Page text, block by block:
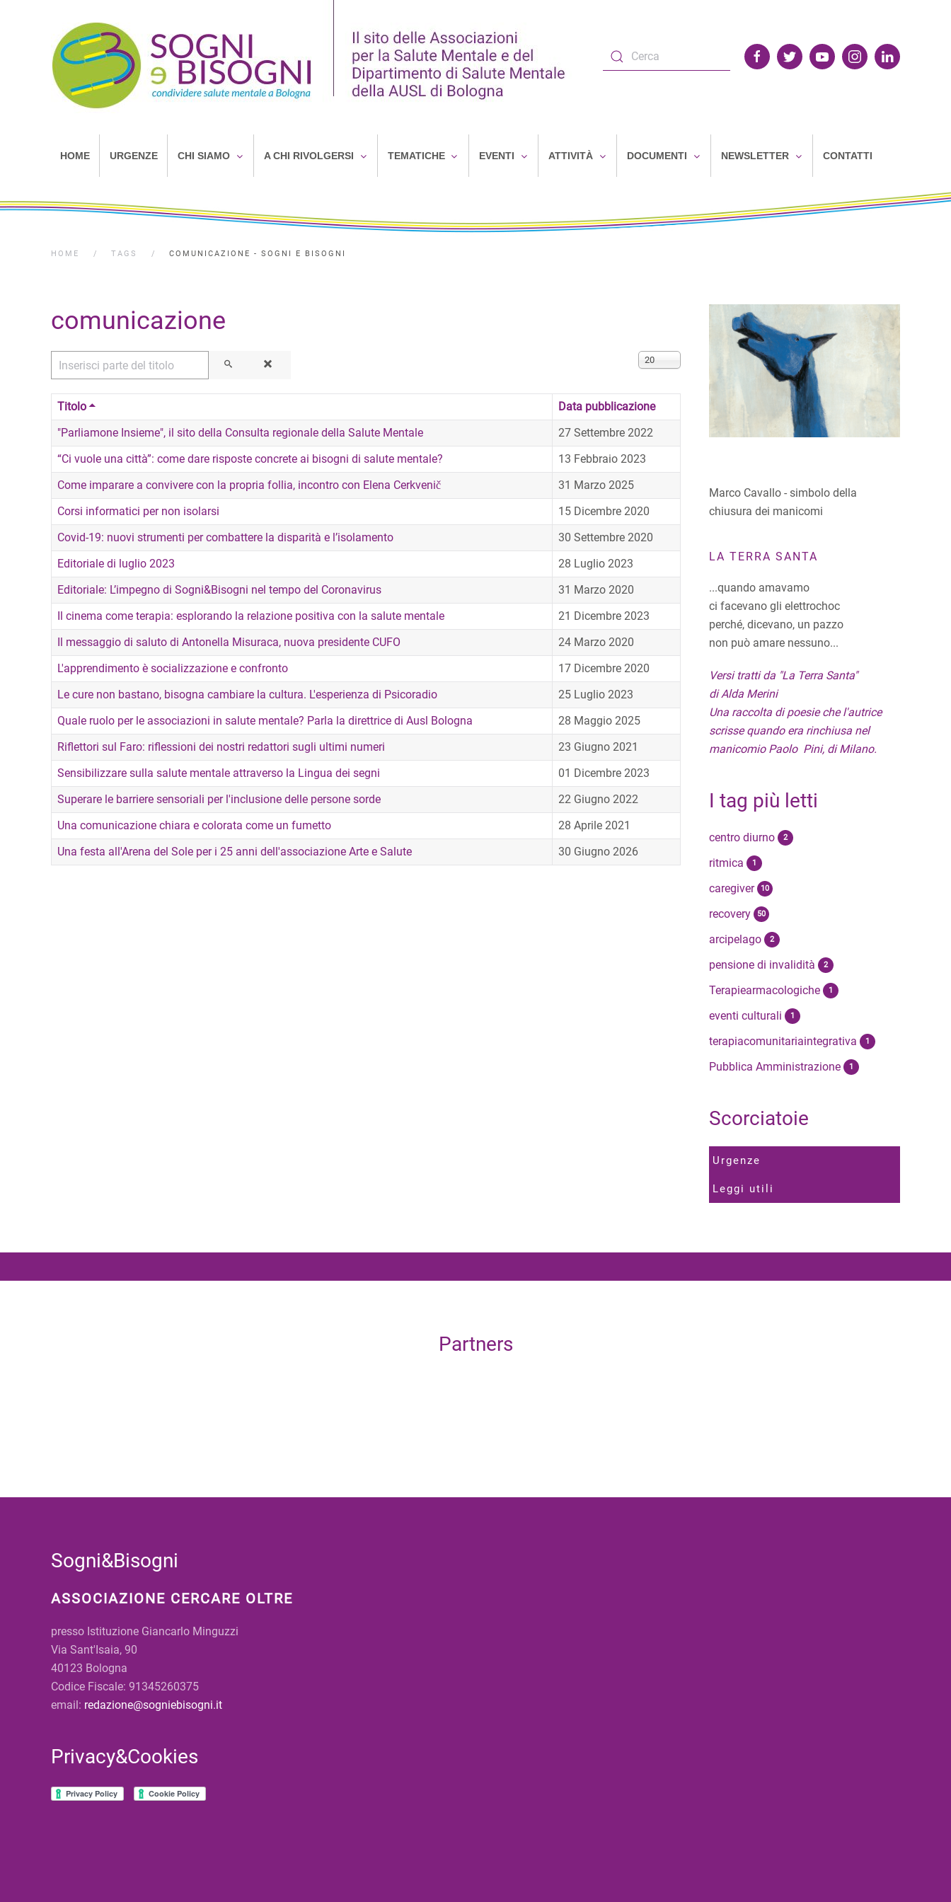
HOME URGENZE CHI SIAMO A CHI RIVOLGERSI TEMATICHE EVENTI ATTIVITÀ DOCUMENTI NEWSLETTER CONTATTI
HOME TAGS COMUNICAZIONE - SOGNI E BISOGNI
comunicazione
Inserisci parte del titolo Visualizza n.
20
Titolo
Data pubblicazione
"Parliamone Insieme", il sito della Consulta regionale della Salute Mentale
27 Settembre 2022
“Ci vuole una città”: come dare risposte concrete ai bisogni di salute mentale?
13 Febbraio 2023
Come imparare a convivere con la propria follia, incontro con Elena Cerkvenič
31 Marzo 2025
Corsi informatici per non isolarsi
15 Dicembre 2020
Covid-19: nuovi strumenti per combattere la disparità e l’isolamento
30 Settembre 2020
Editoriale di luglio 2023
28 Luglio 2023
Editoriale: L’impegno di Sogni&Bisogni nel tempo del Coronavirus
31 Marzo 2020
Il cinema come terapia: esplorando la relazione positiva con la salute mentale
21 Dicembre 2023
Il messaggio di saluto di Antonella Misuraca, nuova presidente CUFO
24 Marzo 2020
L'apprendimento è socializzazione e confronto
17 Dicembre 2020
Le cure non bastano, bisogna cambiare la cultura. L'esperienza di Psicoradio
25 Luglio 2023
Quale ruolo per le associazioni in salute mentale? Parla la direttrice di Ausl Bologna
28 Maggio 2025
Riflettori sul Faro: riflessioni dei nostri redattori sugli ultimi numeri
23 Giugno 2021
Sensibilizzare sulla salute mentale attraverso la Lingua dei segni
01 Dicembre 2023
Superare le barriere sensoriali per l'inclusione delle persone sorde
22 Giugno 2022
Una comunicazione chiara e colorata come un fumetto
28 Aprile 2021
Una festa all'Arena del Sole per i 25 anni dell'associazione Arte e Salute
30 Giugno 2026
Marco Cavallo - simbolo della
chiusura dei manicomi
LA TERRA SANTA
...quando amavamo
ci facevano gli elettrochoc
perché, dicevano, un pazzo
non può amare nessuno...
Versi tratti da "La Terra Santa"
di Alda Merini
Una raccolta di poesie che l'autrice
scrisse quando era rinchiusa nel
manicomio Paolo Pini, di Milano.
I tag più letti
centro diurno 2
ritmica 1
caregiver 10
recovery 50
arcipelago 2
pensione di invalidità 2
Terapiearmacologiche 1
eventi culturali 1
terapiacomunitariaintegrativa 1
Pubblica Amministrazione 1
Scorciatoie
Urgenze
Leggi utili
Partners
Sogni&Bisogni
ASSOCIAZIONE CERCARE OLTRE
presso Istituzione Giancarlo Minguzzi
Via Sant'Isaia, 90
40123 Bologna
Codice Fiscale: 91345260375
email: redazione@sogniebisogni.it
Privacy&Cookies